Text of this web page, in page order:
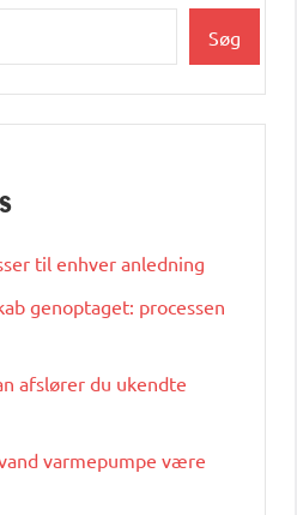
Søg
til enhver anledning
genoptaget: processen
afslører du ukendte
varmepumpe være